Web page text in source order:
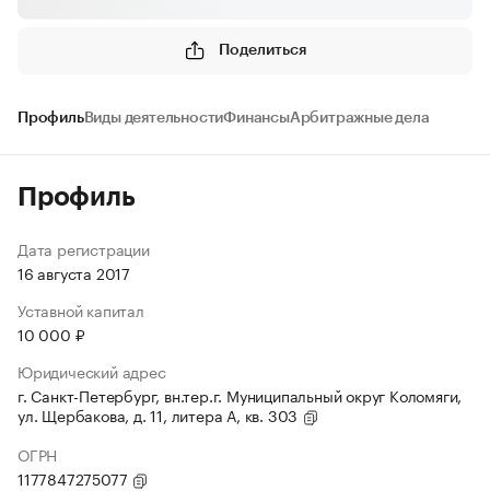
Поделиться
ПрофильВиды деятельностиФинансыАрбитражные дела
Профиль
Дата регистрации
16 августа 2017
Уставной капитал
10 000 ₽
Юридический адрес
г. Санкт-Петербург, вн.тер.г. Муниципальный округ Коломяги,
ул. Щербакова, д. 11, литера А, кв. 303
ОГРН
1177847275077